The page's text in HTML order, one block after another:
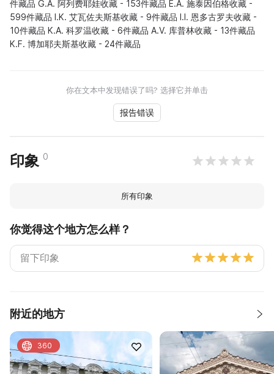
件藏品 G.A. 阿列费耶娃收藏 - 153件藏品 E.A. 施泰因伯格收藏 -
599件藏品 I.K. 艾瓦佐夫斯基收藏 - 9件藏品 I.I. 恩多古罗夫收藏 -
10件藏品 K.A. 科罗温收藏 - 6件藏品 A.V. 库普林收藏 - 13件藏品
K.F. 博加耶夫斯基收藏 - 24件藏品
你在文本中发现错误了吗? 选择它并单击
报告错误
印象 0
所有印象
你觉得这个地方怎么样？
附近的地方
360